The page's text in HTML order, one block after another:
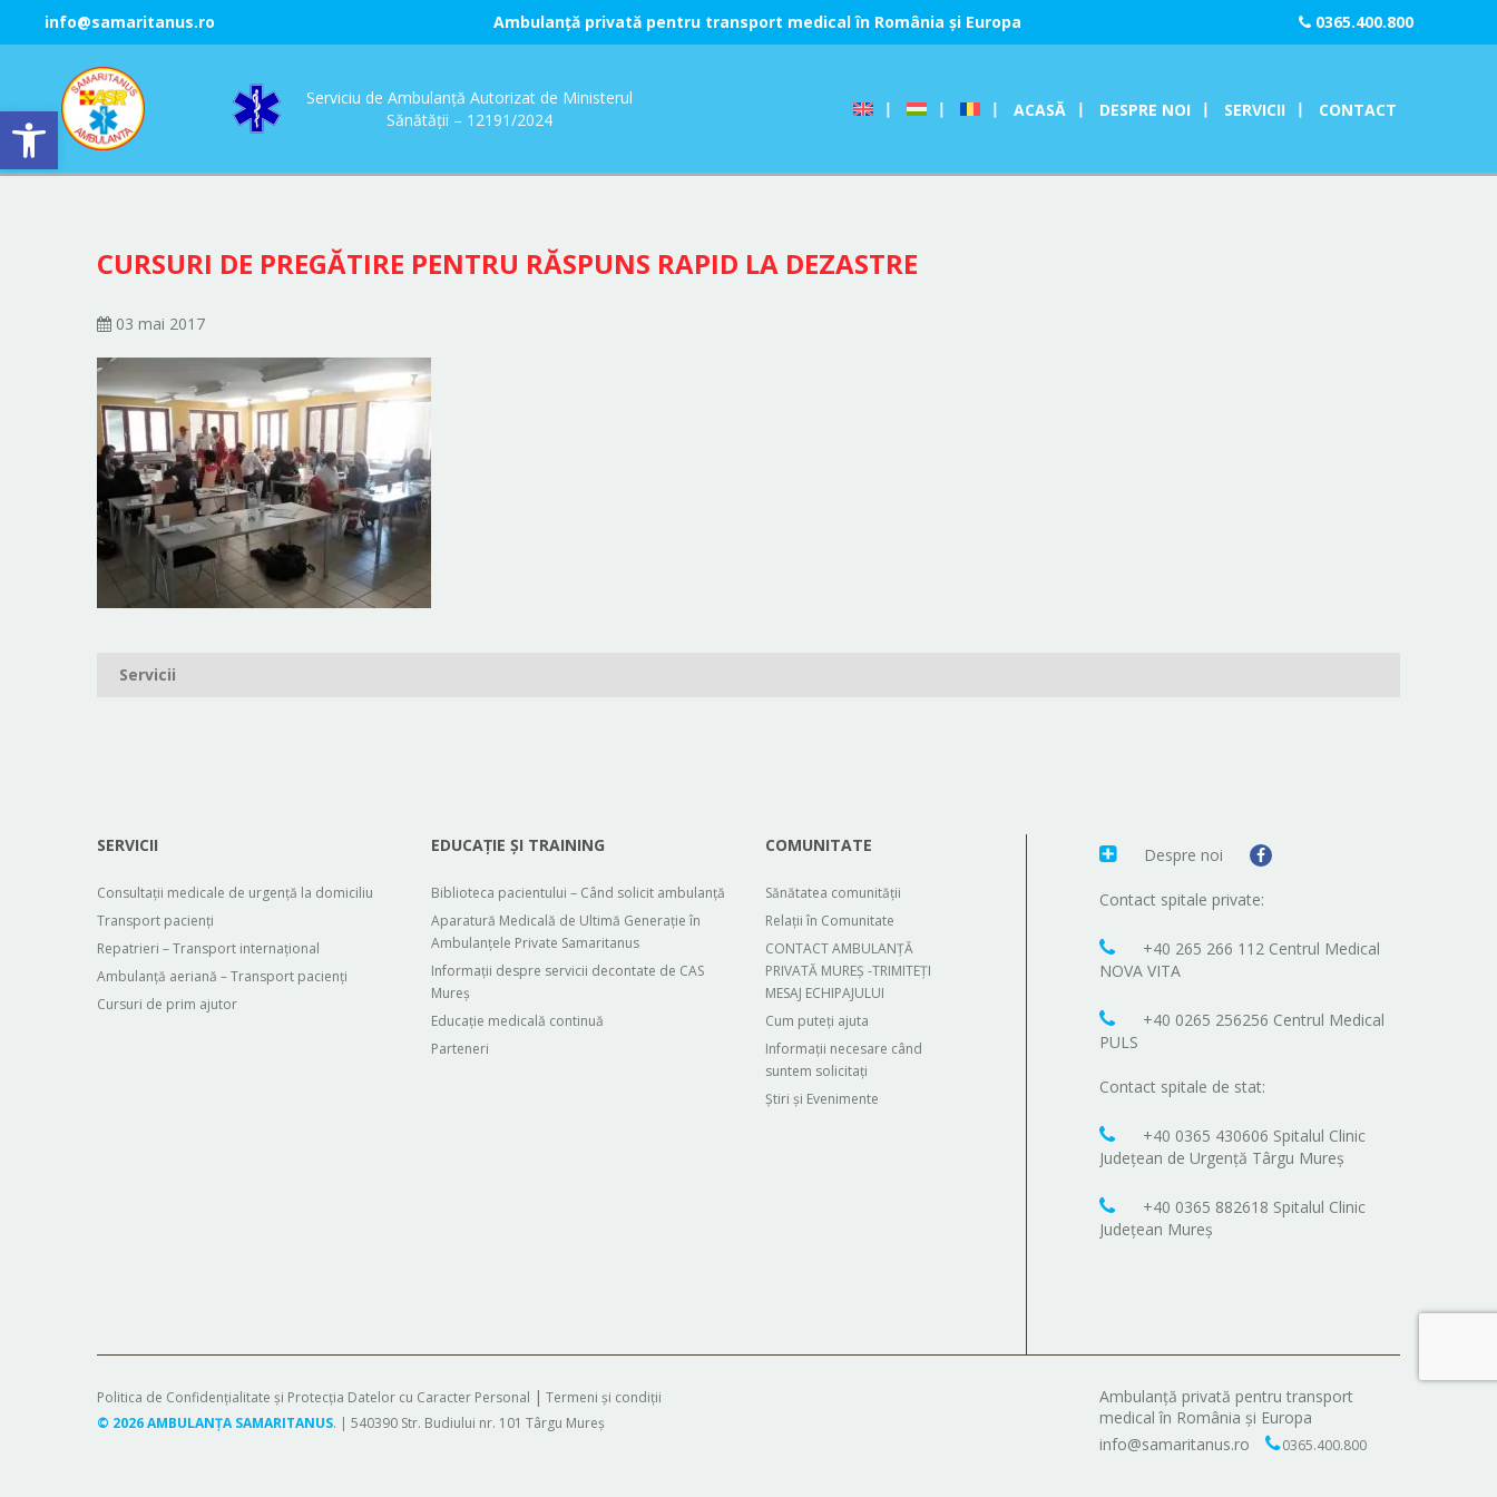
Deschide bara de unelte
info@samaritanus.ro Ambulanță privată pentru transport medical în România și Europa 0365.400.800
Serviciu de Ambulanță Autorizat de Ministerul
Sănătății – 12191/2024
ACASĂ DESPRE NOI SERVICII CONTACT
CURSURI DE PREGĂTIRE PENTRU RĂSPUNS RAPID LA DEZASTRE
03 mai 2017
Navigare
Servicii
SERVICII
Consultații medicale de urgență la domiciliu
Transport pacienți
Repatrieri – Transport internațional
Ambulanță aeriană – Transport pacienți
Cursuri de prim ajutor
EDUCAȚIE ȘI TRAINING
Biblioteca pacientului – Când solicit ambulanță
Aparatură Medicală de Ultimă Generație în
Ambulanțele Private Samaritanus
Informații despre servicii decontate de CAS
Mureș
Educație medicală continuă
Parteneri
COMUNITATE
Sănătatea comunității
Relații în Comunitate
CONTACT AMBULANȚĂ
PRIVATĂ MUREȘ -TRIMITEȚI
MESAJ ECHIPAJULUI
Cum puteți ajuta
Informații necesare când
suntem solicitați
Știri și Evenimente
Despre noi
Contact spitale private:
+40 265 266 112 Centrul Medical
NOVA VITA
+40 0265 256256 Centrul Medical
PULS
Contact spitale de stat:
+40 0365 430606 Spitalul Clinic
Județean de Urgență Târgu Mureș
+40 0365 882618 Spitalul Clinic
Județean Mureș
Politica de Confidențialitate și Protecția Datelor cu Caracter Personal
Termeni și condiții
© 2026AMBULANȚA SAMARITANUS. | 540390 Str. Budiului nr. 101 Târgu Mureș
Ambulanță privată pentru transport
medical în România și Europa
info@samaritanus.ro
0365.400.800